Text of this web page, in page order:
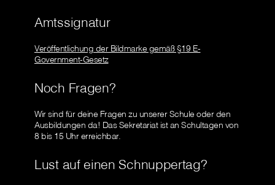
Amtssignatur
Veröffentlichung der Bildmarke gemäß §19 E-
Government-Gesetz
Noch Fragen?
Wir sind für deine Fragen zu unserer Schule oder den
Ausbildungen da! Das Sekretariat ist an Schultagen von
8 bis 15 Uhr erreichbar.
Lust auf einen Schnuppertag?